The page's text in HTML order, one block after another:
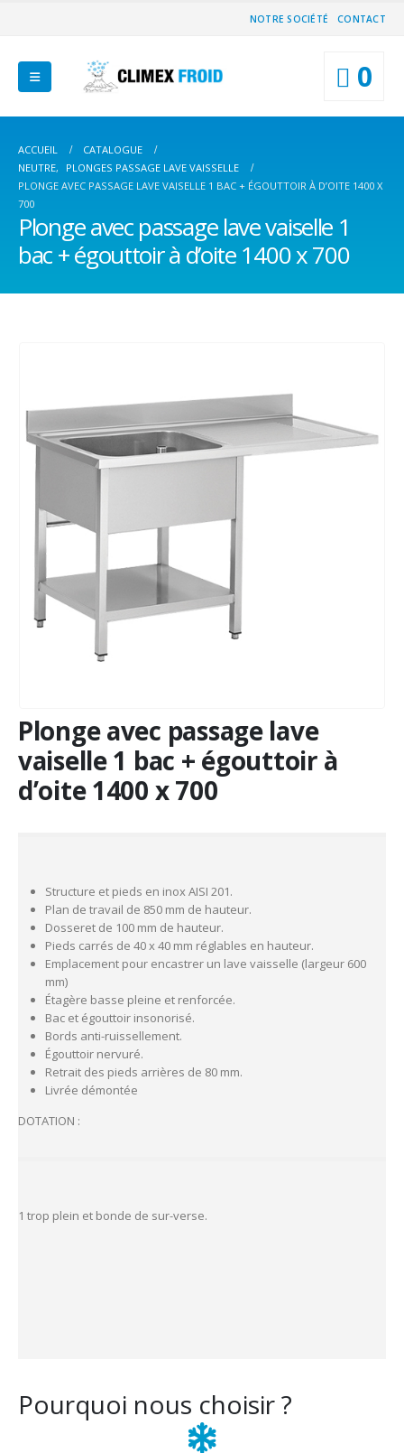
NOTRE SOCIÉTÉ CONTACT
0
ACCUEIL
CATALOGUE
NEUTRE,
PLONGES PASSAGE LAVE VAISSELLE
PLONGE AVEC PASSAGE LAVE VAISELLE 1 BAC + ÉGOUTTOIR À D’OITE 1400 X
700
Plonge avec passage lave vaiselle 1
bac + égouttoir à d’oite 1400 x 700
Plonge avec passage lave
vaiselle 1 bac + égouttoir à
d’oite 1400 x 700
Structure et pieds en inox AISI 201.
Plan de travail de 850 mm de hauteur.
Dosseret de 100 mm de hauteur.
Pieds carrés de 40 x 40 mm réglables en hauteur.
Emplacement pour encastrer un lave vaisselle (largeur 600
mm)
Étagère basse pleine et renforcée.
Bac et égouttoir insonorisé.
Bords anti-ruissellement.
Égouttoir nervuré.
Retrait des pieds arrières de 80 mm.
Livrée démontée
DOTATION :
1 trop plein et bonde de sur-verse.
Pourquoi nous choisir ?